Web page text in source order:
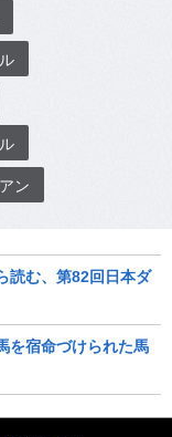
ン
読む、第82回日本ダ
を宿命づけられた馬